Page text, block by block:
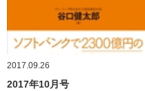
2017.09.26
2017年10月号